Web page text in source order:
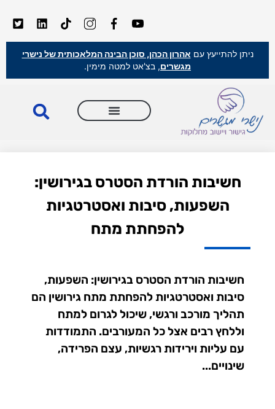
ניתן להתייעץ עם אהרון הכהן, סוכן הבינה המלאכותית של נישרי
מגשרים, בצ'אט למטה מימין.
חשיבות הורדת הסטרס בגירושין:
השפעות, סיבות ואסטרטגיות
להפחתת מתח
חשיבות הורדת הסטרס בגירושין: השפעות,
סיבות ואסטרטגיות להפחתת מתח גירושין הם
תהליך מורכב ורגשי, שיכול לגרום למתח
וללחץ רבים אצל כל המעורבים. התמודדות
עם עליות וירידות רגשיות, עצם הפרידה,
שינויים...